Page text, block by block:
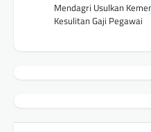
Mendagri Usulkan
Kesulitan Gaji Pegawai